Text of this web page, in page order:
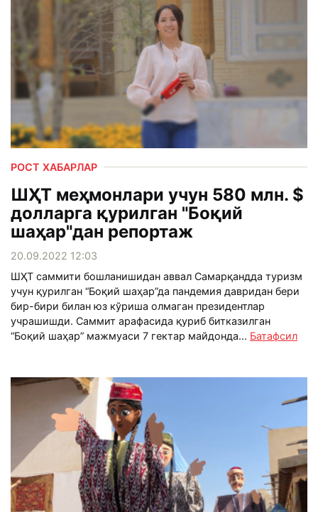
РОСТ ХАБАРЛАР
ШҲТ меҳмонлари учун 580 млн. $
долларга қурилган "Боқий
шаҳар"дан репортаж
20.09.2022 12:03
ШҲТ саммити бошланишидан аввал Самарқандда туризм
учун қурилган “Боқий шаҳар”да пандемия давридан бери
бир-бири билан юз кўриша олмаган президентлар
учрашишди. Саммит арафасида қуриб битказилган
“Боқий шаҳар” мажмуаси 7 гектар майдонда... Батафсил